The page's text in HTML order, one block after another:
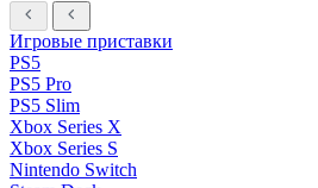
Игровые приставки
PS5
PS5 Pro
PS5 Slim
Xbox Series X
Xbox Series S
Nintendo Switch